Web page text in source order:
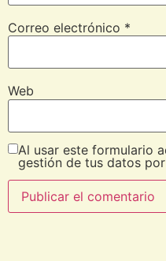
Correo electrónico *
Web
Al usar este formulario
gestión de tus datos